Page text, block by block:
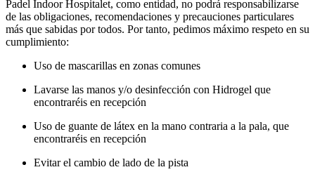
Padel Indoor Hospitalet, como entidad, no podrá responsabilizarse
de las obligaciones, recomendaciones y precauciones particulares
más que sabidas por todos. Por tanto, pedimos máximo respeto en su
cumplimiento:
Uso de mascarillas en zonas comunes
Lavarse las manos y/o desinfección con Hidrogel que
encontraréis en recepción
Uso de guante de látex en la mano contraria a la pala, que
encontraréis en recepción
Evitar el cambio de lado de la pista